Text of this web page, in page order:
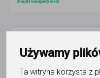
Używamy
Ta witryna korzysta z